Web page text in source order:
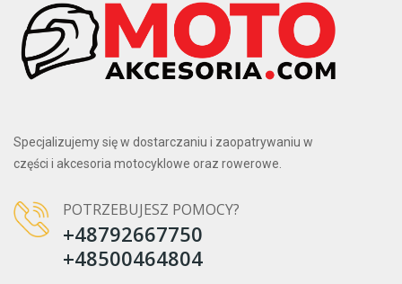
Specjalizujemy się w dostarczaniu i zaopatrywaniu w
części i akcesoria motocyklowe oraz rowerowe.
POTRZEBUJESZ POMOCY?
+48792667750
+48500464804